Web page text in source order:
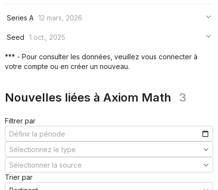
Series A 12 mars, 2026
***
Seed
1 oct., 2025
*** - Pour consulter les données, veuillez vous connecter à
votre compte ou en créer un nouveau.
Nouvelles liées à Axiom Math 3
Filtrer par
Trier par